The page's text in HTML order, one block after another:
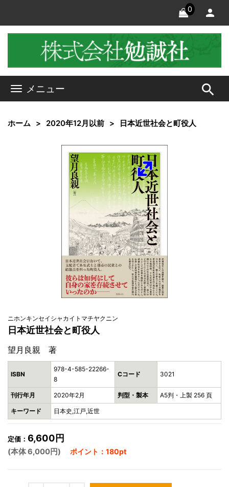
0
メニュー search
ホーム 2020年12月以前 日本近世社会と町役人
ニホンキンセイシャカイトマチヤクニン
日本近世社会と町役人
望月良親 著
ISBN
978-4-585-22266-
8
Cコード 3021
刊行年月 2020年2月 判型・製本 A5判・上製 256 頁
キーワード 日本史,江戸,近世
定価： 6,600円
(本体 6,000円) ポイント：180pt